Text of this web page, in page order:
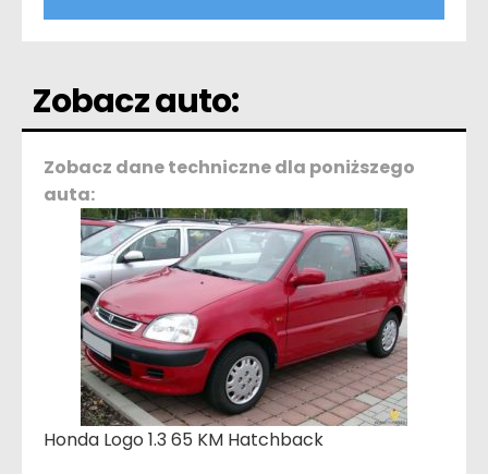
Zobacz auto:
Zobacz dane techniczne dla poniższego
auta:
Honda Logo 1.3 65 KM Hatchback